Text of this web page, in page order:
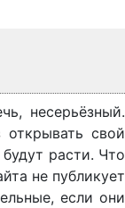
несерьёзный.
свой
расти. Что
не публикует
если они